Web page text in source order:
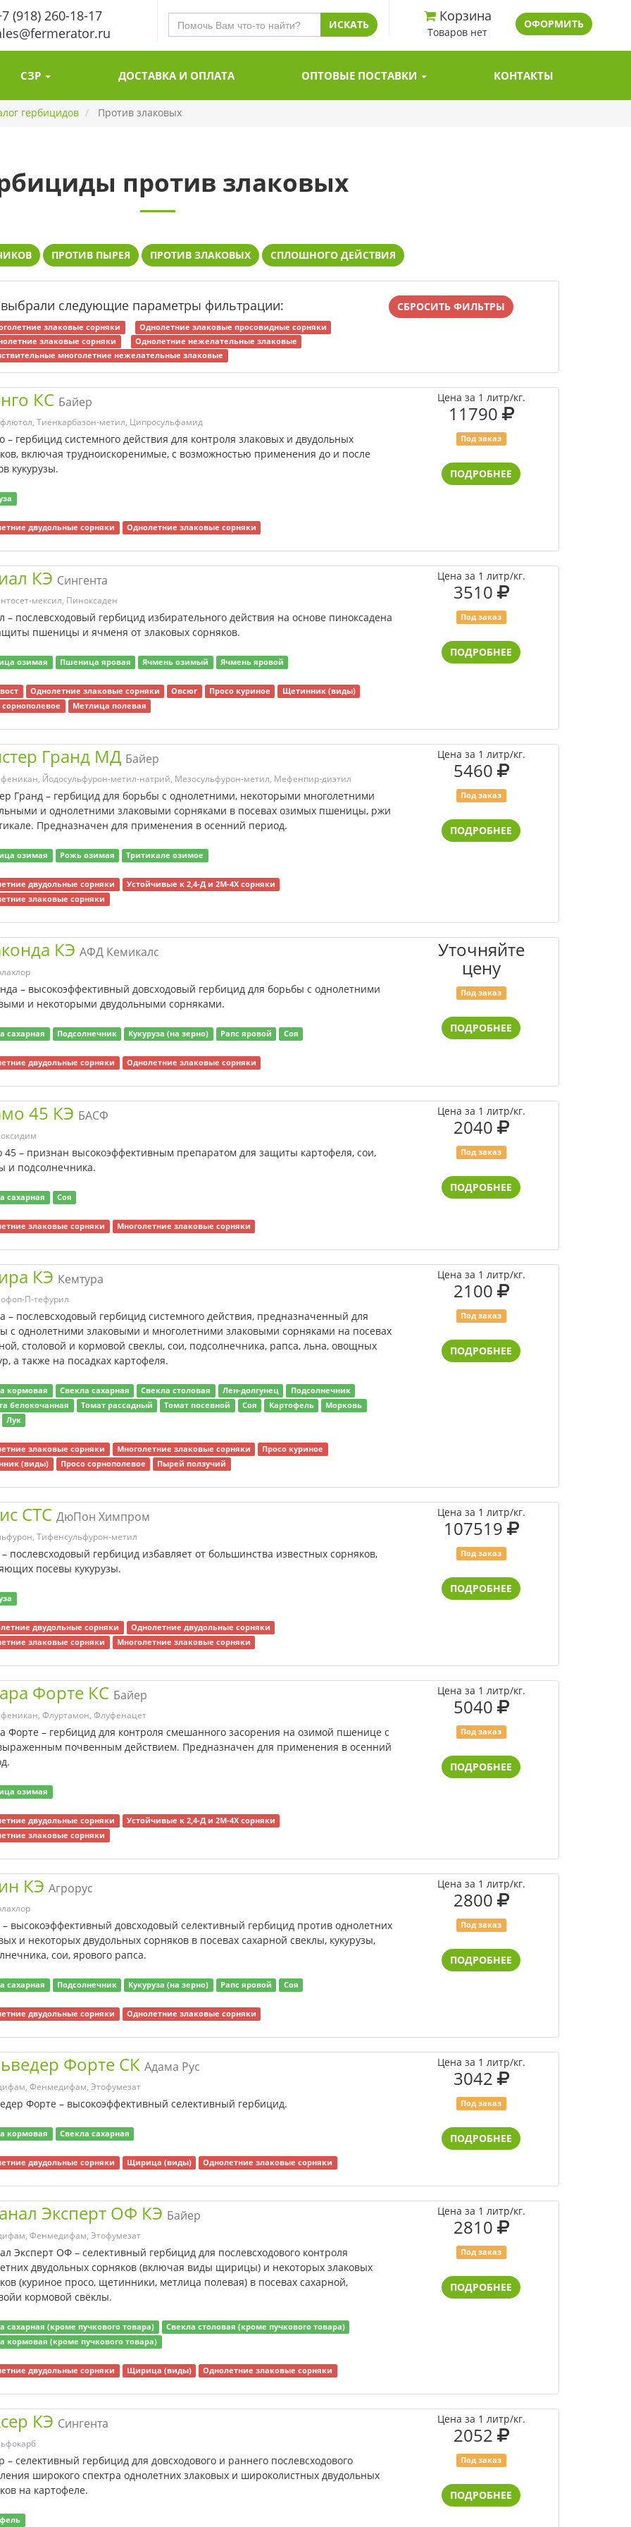
(918) 260-18-17
ИСКАТЬ
Корзина
Товаров нет
ОФОРМИТЬ
СЗР ДОСТАВКА И ОПЛАТА ОПТОВЫЕ ПОСТАВКИ КОНТАКТЫ
гербицидов Против злаковых
против злаковых
ПРОТИВ ПЫРЕЯ ПРОТИВ ЗЛАКОВЫХ СПЛОШНОГО ДЕЙСТВИЯ
следующие параметры фильтрации:
злаковые сорняки
Однолетние злаковые просовидные сорняки
злаковые сорняки
Однолетние нежелательные злаковые
многолетние нежелательные злаковые
СБРОСИТЬ ФИЛЬТРЫ
КС Байер
Тиенкарбазон-метил, Ципросульфамид
– гербицид системного действия для контроля злаковых и двудольных
включая трудноискоренимые, с возможностью применения до и после
кукурузы.
двудольные сорняки Однолетние злаковые сорняки
Цена за 1 литр/кг.
11790
Под заказ
ПОДРОБНЕЕ
КЭ Сингента
мексил, Пиноксаден
– послевсходовый гербицид избирательного действия на основе пиноксадена
пшеницы и ячменя от злаковых сорняков.
озимая Пшеница яровая Ячмень озимый Ячмень яровой
Однолетние злаковые сорняки Овсюг Просо куриное
Щетинник (виды)
сорнополевое
Метлица полевая
Цена за 1 литр/кг.
3510
Под заказ
ПОДРОБНЕЕ
Гранд МД Байер
Йодосульфурон-метил-натрий, Мезосульфурон-метил, Мефенпир-диэтил
Гранд – гербицид для борьбы с однолетними, некоторыми многолетними
и однолетними злаковыми сорняками в посевах озимых пшеницы, ржи
Предназначен для применения в осенний период.
озимая Рожь озимая Тритикале озимое
двудольные сорняки
Устойчивые к 2,4-Д и 2М-4Х сорняки
злаковые сорняки
Цена за 1 литр/кг.
5460
Под заказ
ПОДРОБНЕЕ
КЭ АФД Кемикалс
– высокоэффективный довсходовый гербицид для борьбы с однолетними
и некоторыми двудольными сорняками.
сахарная Подсолнечник Кукуруза (на зерно) Рапс яровой Соя
двудольные сорняки Однолетние злаковые сорняки
Уточняйте
цену
Под заказ
ПОДРОБНЕЕ
45 КЭ БАСФ
45 – признан высокоэффективным препаратом для защиты картофеля, сои,
и подсолнечника.
сахарная Соя
злаковые сорняки Многолетние злаковые сорняки
Цена за 1 литр/кг.
2040
Под заказ
ПОДРОБНЕЕ
КЭ Кемтура
П-тефурил
– послевсходовый гербицид системного действия, предназначенный для
с однолетними злаковыми и многолетними злаковыми сорняками на посевах
столовой и кормовой свеклы, сои, подсолнечника, рапса, льна, овощных
а также на посадках картофеля.
кормовая Свекла сахарная Свекла столовая Лен-долгунец
Подсолнечник
белокочанная
Томат рассадный Томат посевной Соя Картофель
Морковь
Лук
злаковые сорняки Многолетние злаковые сорняки
Просо куриное
(виды)
Просо сорнополевое Пырей ползучий
Цена за 1 литр/кг.
2100
Под заказ
ПОДРОБНЕЕ
СТС ДюПон Химпром
Тифенсульфурон-метил
– послевсходовый гербицид избавляет от большинства известных сорняков,
посевы кукурузы.
двудольные сорняки
Однолетние двудольные сорняки
злаковые сорняки
Многолетние злаковые сорняки
Цена за 1 литр/кг.
107519
Под заказ
ПОДРОБНЕЕ
Форте КС Байер
Флуртамон, Флуфенацет
Форте – гербицид для контроля смешанного засорения на озимой пшенице с
почвенным действием. Предназначен для применения в осенний
озимая
двудольные сорняки
Устойчивые к 2,4-Д и 2М-4Х сорняки
злаковые сорняки
Цена за 1 литр/кг.
5040
Под заказ
ПОДРОБНЕЕ
КЭ Агрорус
– высокоэффективный довсходовый селективный гербицид против однолетних
и некоторых двудольных сорняков в посевах сахарной свеклы, кукурузы,
сои, ярового рапса.
сахарная Подсолнечник Кукуруза (на зерно) Рапс яровой Соя
двудольные сорняки Однолетние злаковые сорняки
Цена за 1 литр/кг.
2800
Под заказ
ПОДРОБНЕЕ
Форте СК Адама Рус
Фенмедифам, Этофумезат
Форте – высокоэффективный селективный гербицид.
кормовая Свекла сахарная
двудольные сорняки Щирица (виды) Однолетние злаковые сорняки
Цена за 1 литр/кг.
3042
Под заказ
ПОДРОБНЕЕ
Эксперт ОФ КЭ Байер
Фенмедифам, Этофумезат
Эксперт ОФ – селективный гербицид для послевсходового контроля
двудольных сорняков (включая виды щирицы) и некоторых злаковых
(куриное просо, щетинники, метлица полевая) в посевах сахарной,
кормовой свёклы.
сахарная (кроме пучкового товара)
Свекла столовая (кроме пучкового товара)
кормовая (кроме пучкового товара)
двудольные сорняки Щирица (виды) Однолетние злаковые сорняки
Цена за 1 литр/кг.
2810
Под заказ
ПОДРОБНЕЕ
КЭ Сингента
– селективный гербицид для довсходового и раннего послевсходового
широкого спектра однолетних злаковых и широколистных двудольных
на картофеле.
Цена за 1 литр/кг.
2052
Под заказ
ПОДРОБНЕЕ